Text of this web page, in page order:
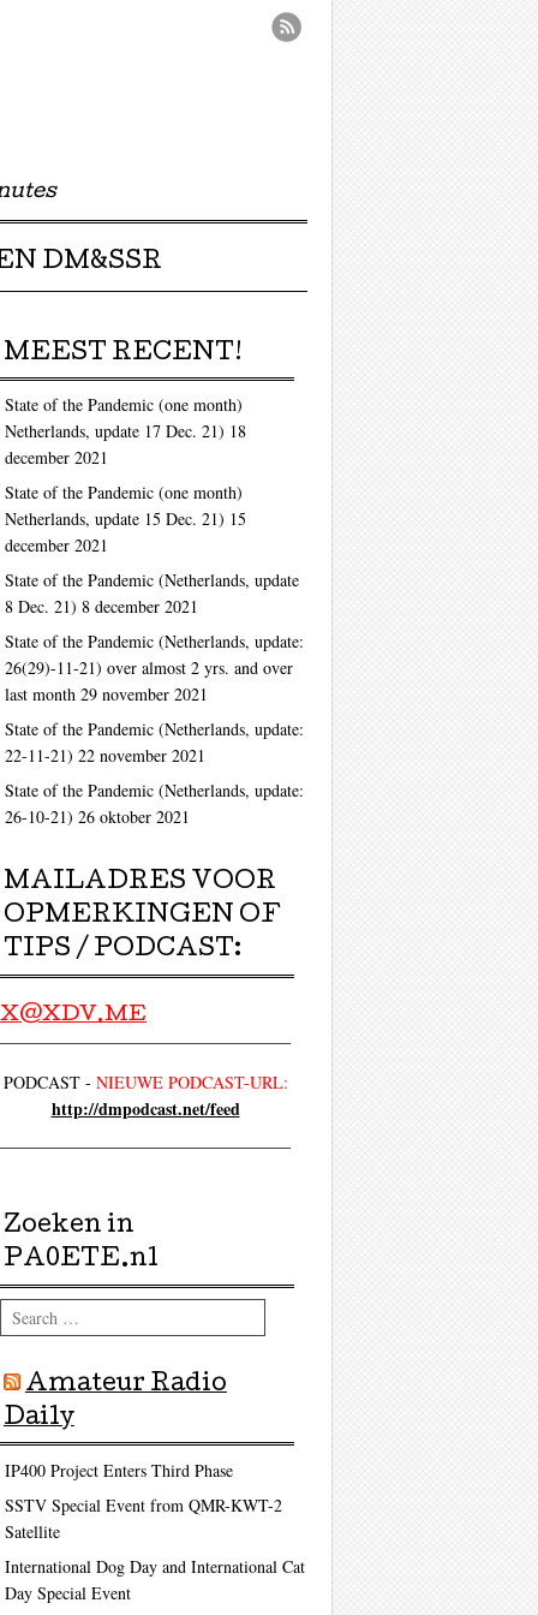
DM&SSR
MEEST RECENT!
State of the Pandemic (one month)
Netherlands, update 17 Dec. 21) 18
december 2021
State of the Pandemic (one month)
Netherlands, update 15 Dec. 21) 15
december 2021
State of the Pandemic (Netherlands, update
8 Dec. 21) 8 december 2021
State of the Pandemic (Netherlands, update:
26(29)-11-21) over almost 2 yrs. and over
last month 29 november 2021
State of the Pandemic (Netherlands, update:
22-11-21) 22 november 2021
State of the Pandemic (Netherlands, update:
26-10-21) 26 oktober 2021
MAILADRES VOOR
OPMERKINGEN OF
TIPS / PODCAST:
X@XDV.ME
PODCAST - NIEUWE PODCAST-URL:
http://dmpodcast.net/feed
Zoeken in
PA0ETE.nl
Search
Amateur Radio
Daily
IP400 Project Enters Third Phase
SSTV Special Event from QMR-KWT-2
Satellite
International Dog Day and International Cat
Day Special Event